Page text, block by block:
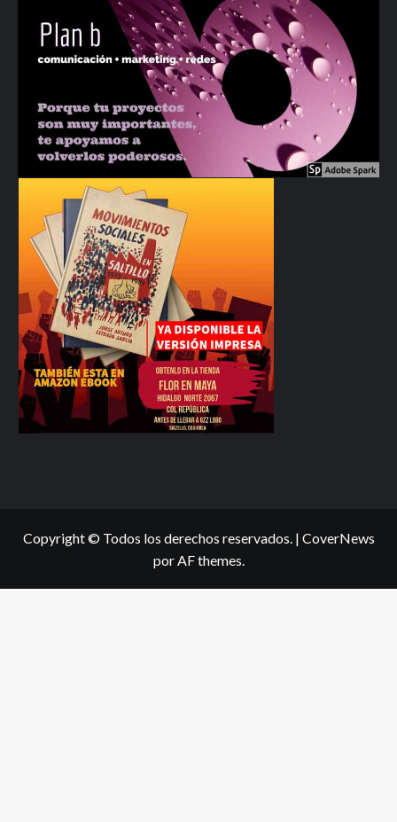
Copyright © Todos los derechos reservados. | CoverNews
por AF themes.